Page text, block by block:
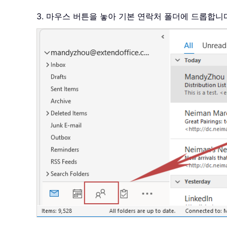
3. 마우스 버튼을 놓아 기본 연락처 폴더에 드롭합니